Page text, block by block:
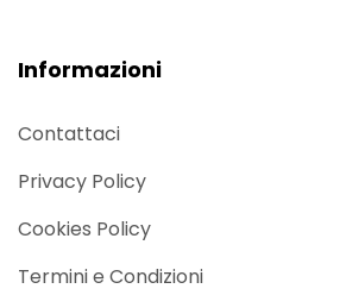
Informazioni
Contattaci
Privacy Policy
Cookies Policy
Termini e Condizioni